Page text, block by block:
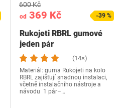
od 369 Kč
600 Kč
-39 %
Rukojeti RBRL gumové
jeden pár
(14×)
Materiál: guma Rukojeti na kolo
RBRL zajišťují snadnou instalaci,
včetně instalačního nástroje a
návodu 1 pár–…